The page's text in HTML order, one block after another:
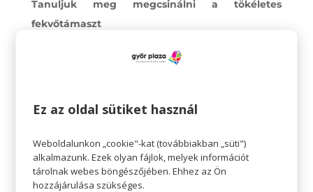
Tanuljuk meg megcsinálni a tökéletes
fekvőtámaszt
tartják. Megfelelően elvégzett fekvőtámaszok a
lábak izmait is igénybe veszik. Nagyon sokat
De természetesen fekvőtámaszból nem kell
több, mint amennyit a korunk és a súlyunk
enged.
Ez az oldal sütiket használ
Weboldalunkon „cookie"-kat (továbbiakban „süti")
alkalmazunk. Ezek olyan fájlok, melyek információt
tárolnak webes böngészőjében. Ehhez az Ön
hozzájárulása szükséges.